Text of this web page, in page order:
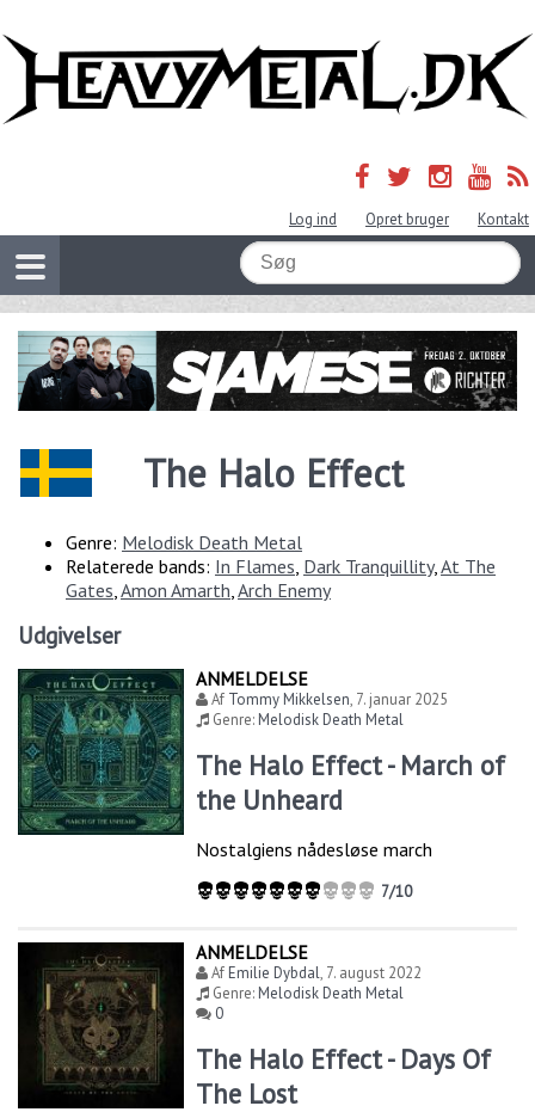
Log ind Opret bruger Kontakt
The Halo Effect
Genre: Melodisk Death Metal
Relaterede bands: In Flames Dark Tranquillity, At The
Gates Amon Amarth Arch Enemy
Udgivelser
ANMELDELSE
Af Tommy Mikkelsen, 7. januar 2025
Genre:Melodisk Death Metal
The Halo Effect - March of
the Unheard
Nostalgiens nådesløse march
7/10
ANMELDELSE
AfEmilie Dybdal, 7. august 2022
Genre:Melodisk Death Metal
0
The Halo Effect - Days Of
The Lost